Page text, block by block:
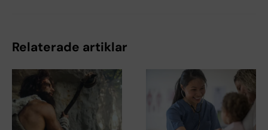
Relaterade artiklar